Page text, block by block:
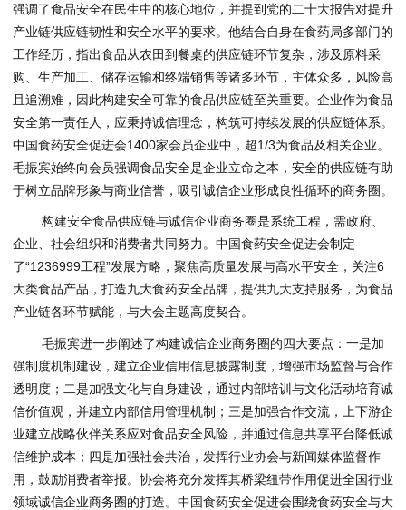
强调了食品安全在民生中的核心地位，并提到党的二十大报告对提升
产业链供应链韧性和安全水平的要求。他结合自身在食药局多部门的
工作经历，指出食品从农田到餐桌的供应链环节复杂，涉及原料采
购、生产加工、储存运输和终端销售等诸多环节，主体众多，风险高
且追溯难，因此构建安全可靠的食品供应链至关重要。企业作为食品
安全第一责任人，应秉持诚信理念，构筑可持续发展的供应链体系。
中国食药安全促进会1400家会员企业中，超1/3为食品及相关企业。
毛振宾始终向会员强调食品安全是企业立命之本，安全的供应链有助
于树立品牌形象与商业信誉，吸引诚信企业形成良性循环的商务圈。
构建安全食品供应链与诚信企业商务圈是系统工程，需政府、
企业、社会组织和消费者共同努力。中国食药安全促进会制定
了“1236999工程”发展方略，聚焦高质量发展与高水平安全，关注6
大类食品产品，打造九大食药安全品牌，提供九大支持服务，为食品
产业链各环节赋能，与大会主题高度契合。
毛振宾进一步阐述了构建诚信企业商务圈的四大要点：一是加
强制度机制建设，建立企业信用信息披露制度，增强市场监督与合作
透明度；二是加强文化与自身建设，通过内部培训与文化活动培育诚
信价值观，并建立内部信用管理机制；三是加强合作交流，上下游企
业建立战略伙伴关系应对食品安全风险，并通过信息共享平台降低诚
信维护成本；四是加强社会共治，发挥行业协会与新闻媒体监督作
用，鼓励消费者举报。协会将充分发挥其桥梁纽带作用促进全国行业
领域诚信企业商务圈的打造。中国食药安全促进会围绕食药安全与大